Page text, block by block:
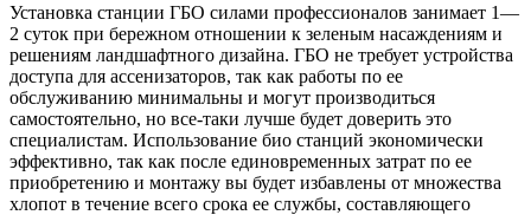
Установка станции ГБО силами профессионалов занимает 1—
2 суток при бережном отношении к зеленым насаждениям и
решениям ландшафтного дизайна. ГБО не требует устройства
доступа для ассенизаторов, так как работы по ее
обслуживанию минимальны и могут производиться
самостоятельно, но все-таки лучше будет доверить это
специалистам. Использование био станций экономически
эффективно, так как после единовременных затрат по ее
приобретению и монтажу вы будет избавлены от множества
хлопот в течение всего срока ее службы, составляющего